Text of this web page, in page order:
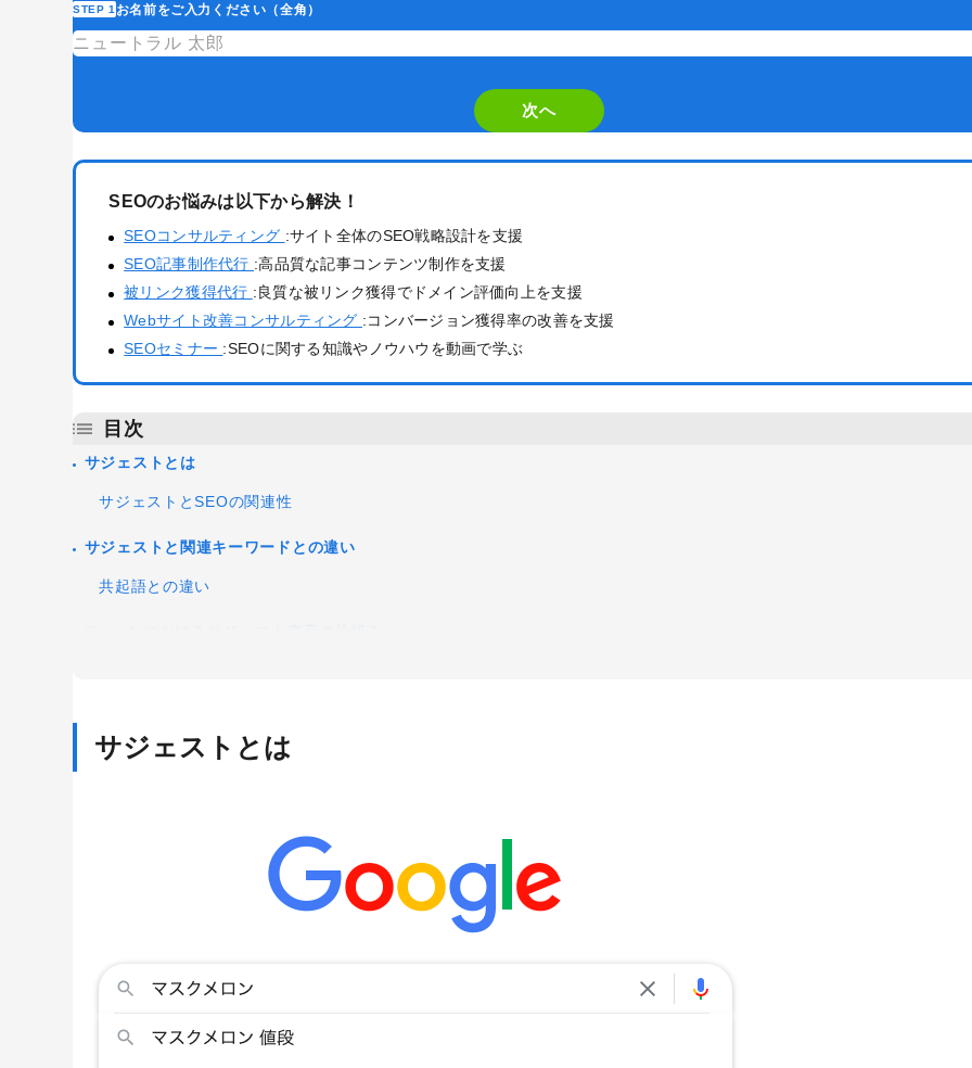
STEP 1 お名前をご入力ください（全角）
are
field
次へ
SEOのお悩みは以下から解決！
SEOコンサルティング :サイト全体のSEO戦略設計を支援
SEO記事制作代行 :高品質な記事コンテンツ制作を支援
被リンク獲得代行 :良質な被リンク獲得でドメイン評価向上を支援
Webサイト改善コンサルティング :コンバージョン獲得率の改善を支援
SEOセミナー :SEOに関する知識やノウハウを動画で学ぶ
目次
サジェストとは
サジェストとSEOの関連性
サジェストと関連キーワードとの違い
共起語との違い
3. 月間検索ボリューム
サジェストをSEOに生かす方法
検索意図を掴むヒントとして生かす
サジェストの抽出に役立つツール
【有料】Keywordmap
サジェストとは